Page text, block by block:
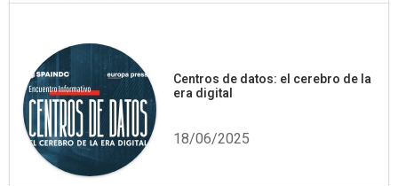
Centros de datos: el cerebro de la
era digital
18/06/2025